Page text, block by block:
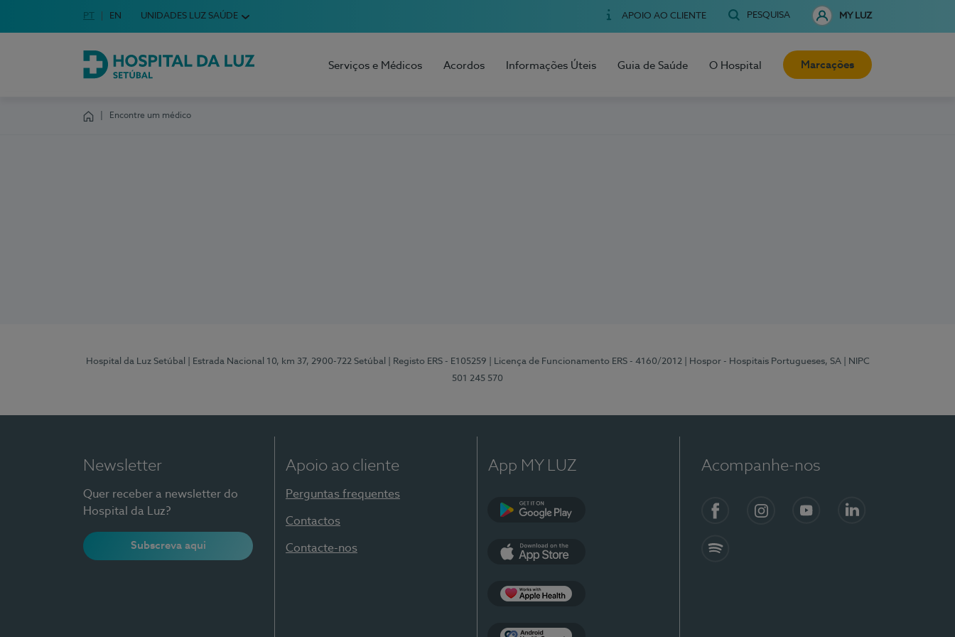
Escolha o seu idioma
Idioma em Português
PT English Language
EN UNIDADES LUZ SAÚDE APOIO AO CLIENTE PESQUISA MY LUZ
Hospital da Luz Setúbal
Serviços e Médicos Acordos Informações Úteis Guia de Saúde O Hospital Marcações
Encontre um médico
Hospital da Luz Setúbal | Estrada Nacional 10, km 37, 2900-722 Setúbal | Registo ERS - E105259 | Licença de Funcionamento ERS - 4160/2012 | Hospor - Hospitais Portugueses, SA
| NIPC
501 245 570
Newsletter
Quer receber a newsletter do
Hospital da Luz?
Subscreva aqui
Apoio ao cliente
Perguntas frequentes
Contactos
Contacte-nos
App MY LUZ Acompanhe-nos